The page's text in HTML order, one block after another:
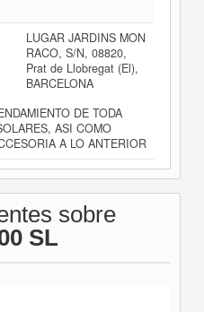
LUGAR JARDINS MON
RACO, S/N, 08820,
Prat de Llobregat (El),
BARCELONA
DE TODA
ASI COMO
A LO ANTERIOR
sobre
SL